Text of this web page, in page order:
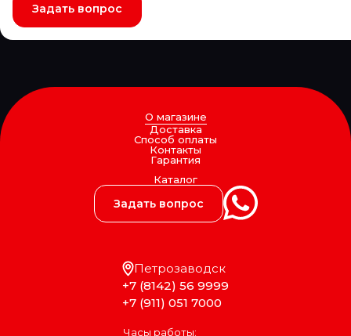
Задать вопрос
О магазине
Доставка
Способ оплаты
Контакты
Гарантия
Каталог
Петрозаводск
+7 (8142) 56 9999
+7 (911) 051 7000
Часы работы:
Задать вопрос